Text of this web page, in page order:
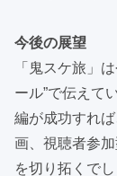
今後の展望
「鬼スケ旅」
ール”で伝えて
編が成功すれ
画、視聴者参
を切り拓くでし